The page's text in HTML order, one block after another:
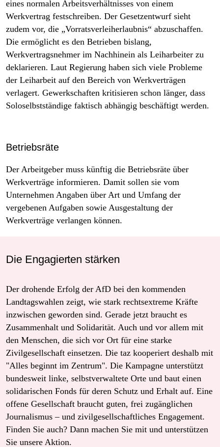
eines normalen Arbeitsverhältnisses von einem
Werkvertrag festschreiben. Der Gesetzentwurf sieht
zudem vor, die „Vorratsverleiherlaubnis“ abzuschaffen.
Die ermöglicht es den Betrieben bislang,
Werkvertragsnehmer im Nachhinein als Leiharbeiter zu
deklarieren. Laut Regierung haben sich viele Probleme
der Leiharbeit auf den Bereich von Werkverträgen
verlagert. Gewerkschaften kritisieren schon länger, dass
Soloselbstständige faktisch abhängig beschäftigt werden.
Betriebsräte
Der Arbeitgeber muss künftig die Betriebsräte über
Werkverträge informieren. Damit sollen sie vom
Unternehmen Angaben über Art und Umfang der
vergebenen Aufgaben sowie Ausgestaltung der
Werkverträge verlangen können.
Die Engagierten stärken
Der drohende Erfolg der AfD bei den kommenden
Landtagswahlen zeigt, wie stark rechtsextreme Kräfte
inzwischen geworden sind. Gerade jetzt braucht es
Zusammenhalt und Solidarität. Auch und vor allem mit
den Menschen, die sich vor Ort für eine starke
Zivilgesellschaft einsetzen. Die taz kooperiert deshalb mit
"Alles beginnt im Zentrum". Die Kampagne unterstützt
bundesweit linke, selbstverwaltete Orte und baut einen
solidarischen Fonds für deren Schutz und Erhalt auf. Eine
offene Gesellschaft braucht guten, frei zugänglichen
Journalismus – und zivilgesellschaftliches Engagement.
Finden Sie auch? Dann machen Sie mit und unterstützen
Sie unsere Aktion.